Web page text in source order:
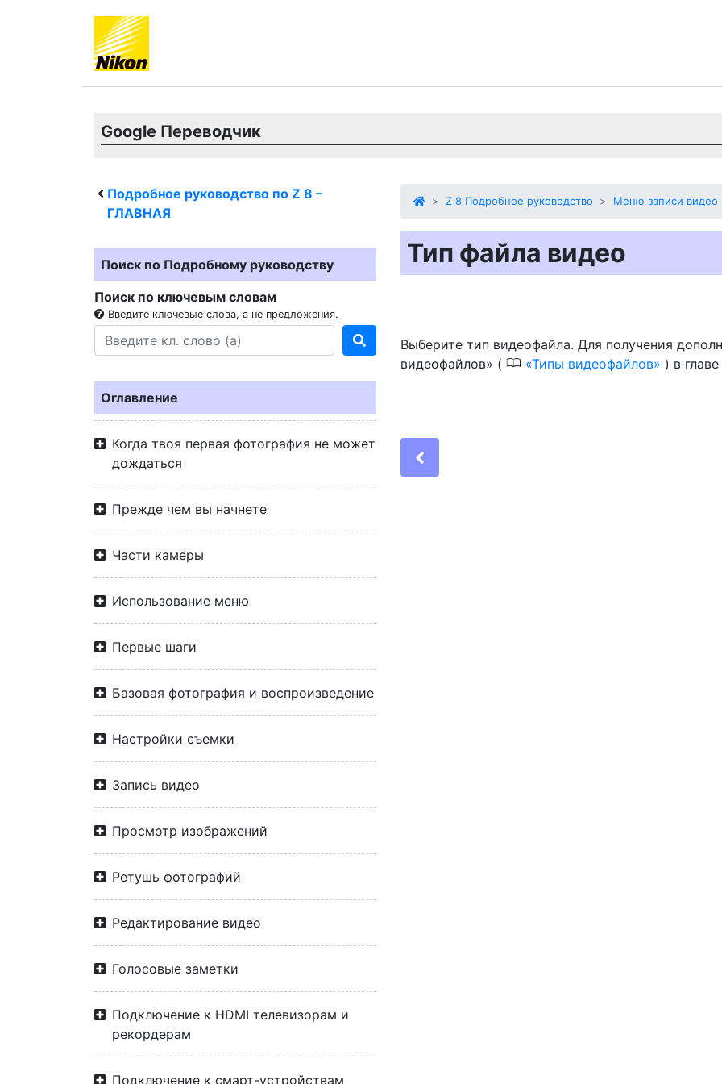
Google Переводчик
Подробное руководство по Z 8 –
ГЛАВНАЯ
Поиск по Подробному руководству
Поиск по ключевым словам
Введите ключевые слова, а не предложения.
Оглавление
Когда твоя первая фотография не может
дождаться
Прежде чем вы начнете
Части камеры
Использование меню
Первые шаги
Базовая фотография и воспроизведение
Настройки съемки
Запись видео
Просмотр изображений
Ретушь фотографий
Редактирование видео
Голосовые заметки
Подключение к HDMI телевизорам и
рекордерам
Подключение к смарт-устройствам
Z 8 Подробное руководство Меню записи видео
Тип файла видео
Выберите тип видеофайла. Для получения
видеофайлов» ( 0 Типы видеофайлов ) в